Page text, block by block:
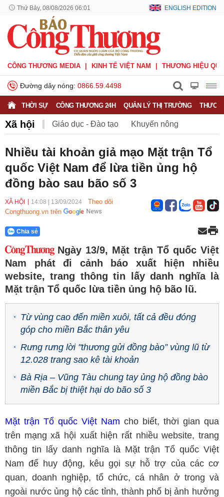
Thứ Bảy, 08/08/2026 06:01 ENGLISH EDITION
CÔNG THƯƠNG MEDIA KINH TẾ VIỆT NAM THƯƠNG HIỆU
Đường dây nóng: 0866.59.4498
THỜI SỰ CÔNG THƯƠNG 24H QUẢN LÝ THỊ TRƯỜNG
Xã hội Giáo dục - Đào tạo Khuyến nông
Phát triển bền vững Sức khỏe Việc làm
Nhiều tài khoản giả mạo Mặt trận Tổ
quốc Việt Nam để lừa tiền ủng hộ
đồng bào sau bão số 3
XÃ HỘI 14:08 13/09/2024
Theo dõi
Congthuong.vn trên
Chia sẻ
Ngày 13/9, Mặt trận Tổ quốc Việt
Nam phát đi cảnh báo xuất hiện nhiều
website, trang thông tin lấy danh nghĩa là
Mặt trận Tổ quốc lừa tiền ủng hộ bão lũ.
Từ vùng cao đến miền xuôi, tất cả đều đóng
góp cho miền Bắc thân yêu
Rưng rưng lời "thương gửi đồng bào” vùng lũ từ
12.028 trang sao kê tài khoản
Bà Rịa – Vũng Tàu chung tay ủng hộ đồng bào
miền Bắc bị thiệt hại do bão số 3
Mặt trận Tổ quốc Việt Nam cho biết, thời gian qua
trên mạng xã hội xuất hiện rất nhiều website, trang
thông tin lấy danh nghĩa là Mặt trận Tổ quốc Việt
Nam để huy động, kêu gọi sự hỗ trợ của các cơ
quan, doanh nghiệp, tổ chức, cá nhân ở trong và
ngoài nước ủng hộ các tỉnh, thành phố bị ảnh hưởng